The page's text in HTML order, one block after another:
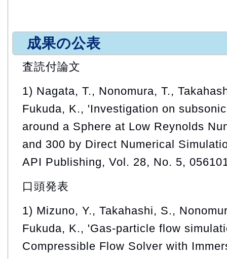
成果の公表
査読付論文
1) Nagata, T., Nonomura, T.,
Fukuda, K., 'Investigation on
around a Sphere at Low Reynolds
and 300 by Direct Numerical
API Publishing, Vol. 28, No. 5,
口頭発表
1) Mizuno, Y., Takahashi, S.,
Fukuda, K., 'Gas-particle flow
Compressible Flow Solver with